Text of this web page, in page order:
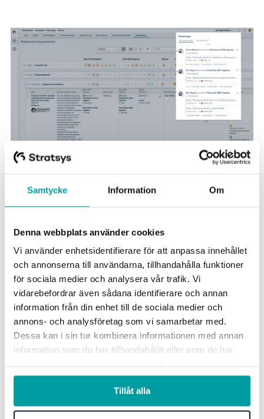
Samtycke Information Om
Denna webbplats använder cookies
Vi använder enhetsidentifierare för att anpassa innehållet
och annonserna till användarna, tillhandahålla funktioner
för sociala medier och analysera vår trafik. Vi
vidarebefordrar även sådana identifierare och annan
information från din enhet till de sociala medier och
annons- och analysföretag som vi samarbetar med.
Dessa kan i sin tur kombinera informationen med annan
information som du har tillhandahållit eller som de har
information, se vårintegritetspolicy.
Tillåt alla
Klicka dig runt i vår
produktguide för att se de nya
förbättringarna